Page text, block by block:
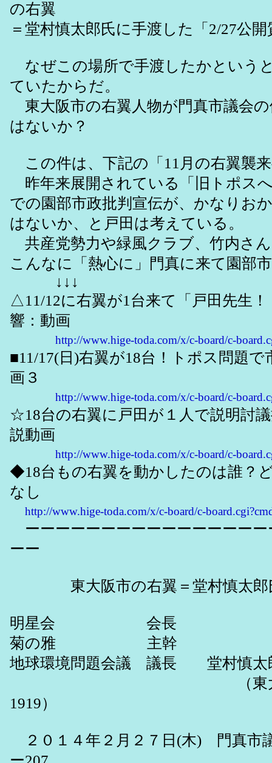
の右翼
＝堂村慎太郎氏に手渡した「2/27公
なぜこの場所で手渡したかという
ていたからだ。
東大阪市の右翼人物が門真市議会
はないか？
この件は、下記の「11月の右翼襲
昨年来展開されている「旧トポス
での園部市政批判宣伝が、かなりお
はないか、と戸田は考えている。
共産党勢力や緑風クラブ、竹内さ
こんなに「熱心に」門真に来て園部
↓↓↓
△11/12に右翼が1台来て「戸田先生
響：動画
http://www.hige-toda.com/x/c-board/c-
■11/17(日)右翼が18台！トポス問題
画３
http://www.hige-toda.com/x/c-board/c-
☆18台の右翼に戸田が１人で説明討
説動画
http://www.hige-toda.com/x/c-board/c-
◆18台もの右翼を動かしたのは誰？
なし
http://www.hige-toda.com/x/c-board/c-
ーーーーーーーーーーーーーーー
ーー
東大阪市の右翼＝堂村慎太郎
明星会 会長
菊の雅 主幹
地球環境問題会議 議長 堂村慎
（東大阪市川田１丁
1919）
２０１４年２月２７日(木) 門真